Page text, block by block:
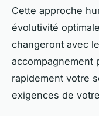
Cette approche
évolutivité
changeront avec
accompagnement
rapidement votre
exigences de